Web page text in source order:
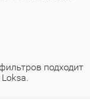
подходит